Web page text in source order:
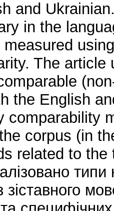
and
in the
The
the English
comparability
corpus (in
related to
зіставного